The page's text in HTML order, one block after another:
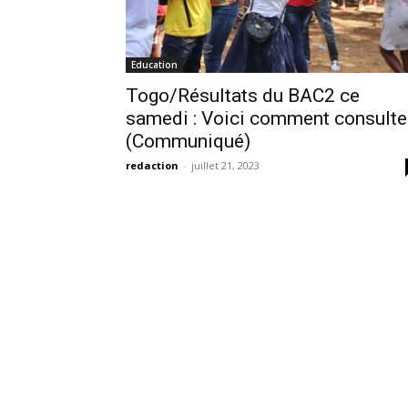
Education
Togo/Résultats du BAC2 ce
samedi : Voici comment
(Communiqué)
redaction - juillet 21, 2023